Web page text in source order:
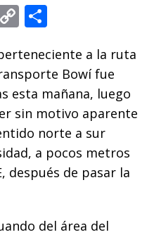
C
p
y
Li
n
k
m
p
ar
ti
r
a la ruta
Bowí fue
esta mañana, luego
sin motivo aparente
norte a sur
a pocos metros
después de pasar la
del área del